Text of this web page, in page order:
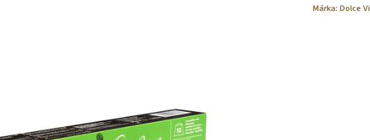
Márka: Dolce